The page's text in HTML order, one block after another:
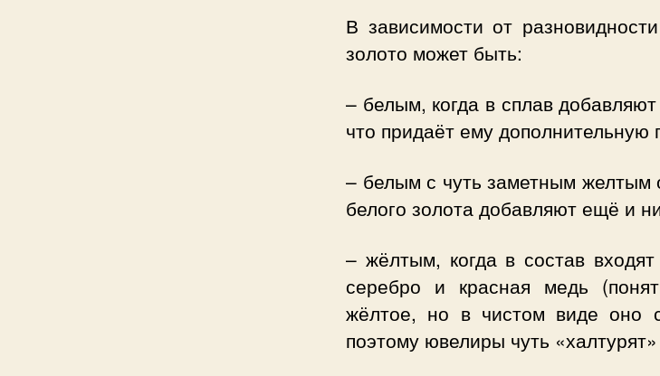
В зависимости от
золото может быть:
– белым, когда в сплав
что придаёт ему дополнительную
– белым с чуть заметным желтым
белого золота добавляют ещё и
– жёлтым, когда в состав
серебро и красная медь
жёлтое, но в чистом виде оно
поэтому ювелиры чуть